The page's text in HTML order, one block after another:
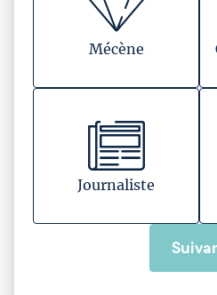
Mécène
Journaliste